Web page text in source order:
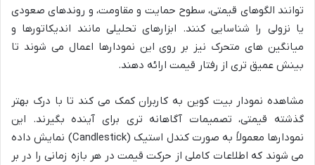
توانند الگوهای قیمتی، سطوح حمایت و مقاومت، و روندهای صعودی
یا نزولی را شناسایی کنند. ابزارهای تحلیلی مانند اندیکاتورها و
میانگین های متحرک نیز بر روی این نمودارها اعمال می شوند تا
بینش عمیق تری از رفتار قیمت ارائه دهند.
مشاهده نمودار بیت کوین به کاربران کمک می کند تا با درک بهتر
گذشته قیمتی، تصمیمات آگاهانه تری برای آینده بگیرند. این
نمودارها معمولاً به صورت کندل استیک (Candlestick) نمایش داده
می شوند که اطلاعات کاملی از حرکت قیمت در هر بازه زمانی را در بر